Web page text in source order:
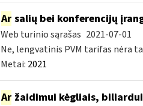
Arsalių bei konferencijų
Web turinio sąrašas 2021-07-01
Ne, lengvatinis PVM tarifas nėra
Metai: 2021
Aržaidimui kėgliais,